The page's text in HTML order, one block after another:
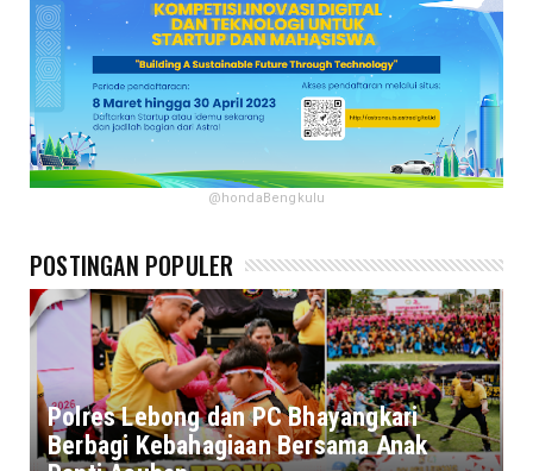
@hondaBengkulu
POSTINGAN POPULER
Polres Lebong dan PC Bhayangkari
Berbagi Kebahagiaan Bersama Anak